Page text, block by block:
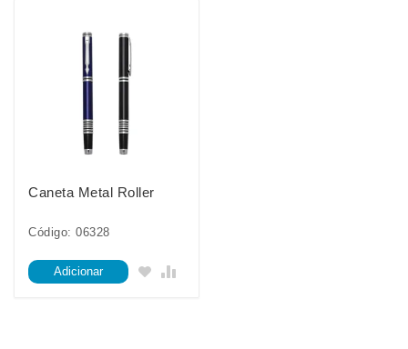
Caneta Metal Roller
Código: 06328
Adicionar